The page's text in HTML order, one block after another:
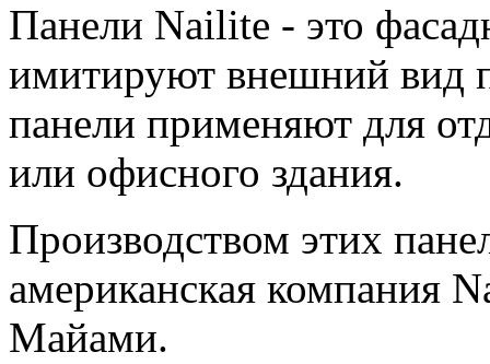
Панели Nailite - это
имитируют внешний вид
панели применяют для
или офисного здания.
Производством этих
американская компания
Майами.